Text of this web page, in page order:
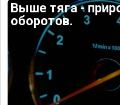
Выше тяга -
оборотов.